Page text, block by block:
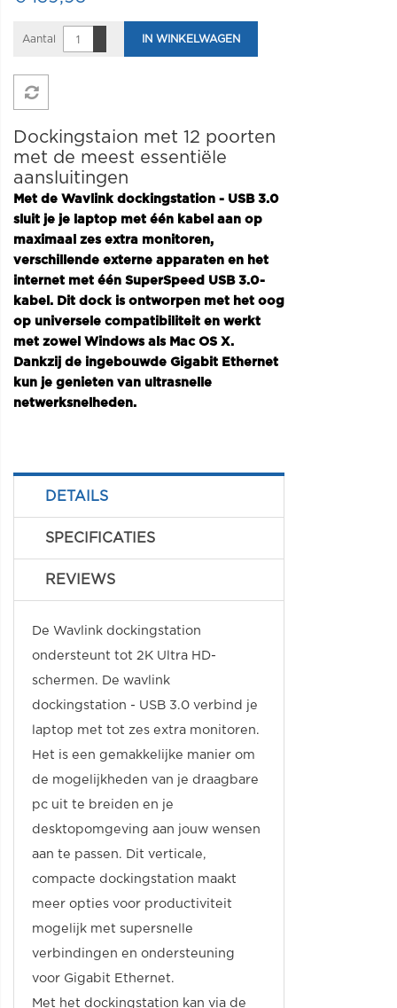
Aantal IN WINKELWAGEN
Dockingstaion met 12 poorten
met de meest essentiële
aansluitingen
Met de Wavlink dockingstation - USB 3.0
sluit je je laptop met één kabel aan op
maximaal zes extra monitoren,
verschillende externe apparaten en het
internet met één SuperSpeed USB 3.0-
kabel. Dit dock is ontworpen met het oog
op universele compatibiliteit en werkt
met zowel Windows als Mac OS X.
Dankzij de ingebouwde Gigabit Ethernet
kun je genieten van ultrasnelle
netwerksnelheden.
DETAILS
SPECIFICATIES
REVIEWS
De Wavlink dockingstation
ondersteunt tot 2K Ultra HD-
schermen. De wavlink
dockingstation - USB 3.0 verbind je
laptop met tot zes extra monitoren.
Het is een gemakkelijke manier om
de mogelijkheden van je draagbare
pc uit te breiden en je
desktopomgeving aan jouw wensen
aan te passen. Dit verticale,
compacte dockingstation maakt
meer opties voor productiviteit
mogelijk met supersnelle
verbindingen en ondersteuning
voor Gigabit Ethernet.
Met het dockingstation kan via de